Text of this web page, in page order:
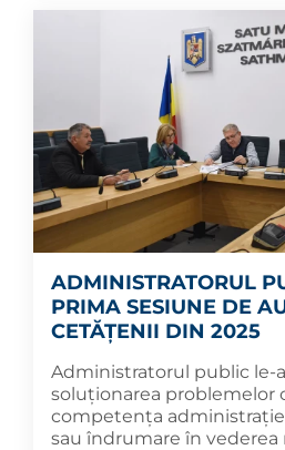
ADMINISTRATORUL
PRIMA SESIUNE DE
CETĂȚENII DIN 2025
Administratorul public le-
soluționarea problemelor
competența
sau îndrumare în vederea